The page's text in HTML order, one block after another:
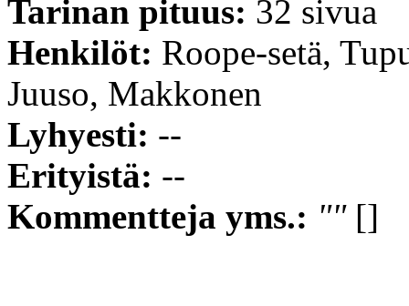
Tarinan pituus: 32 sivua
Henkilöt: Roope-setä,
Juuso, Makkonen
Lyhyesti: --
Erityistä: --
Kommentteja yms.: ""[]